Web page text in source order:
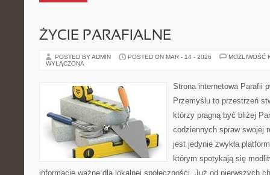
ŻYCIE PARAFIALNE
POSTED BY ADMIN POSTED ON MAR - 14 - 2026
MOŻLIWOŚĆ
WYŁĄCZONA
Strona internetowa Parafii
Przemyślu to przestrzeń
którzy pragną być bliżej
codziennych spraw swojej
jest jedynie zwykła
którym spotykają się
informacje ważne dla lokalnej społeczności. Już od pierwszych